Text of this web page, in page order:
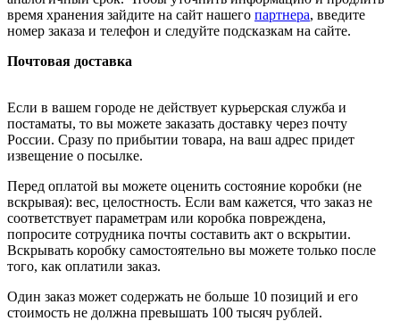
время хранения зайдите на сайт нашего партнера, введите
номер заказа и телефон и следуйте подсказкам на сайте.
Почтовая доставка
Если в вашем городе не действует курьерская служба и
постаматы, то вы можете заказать доставку через почту
России. Сразу по прибытии товара, на ваш адрес придет
извещение о посылке.
Перед оплатой вы можете оценить состояние коробки (не
вскрывая): вес, целостность. Если вам кажется, что заказ не
соответствует параметрам или коробка повреждена,
попросите сотрудника почты составить акт о вскрытии.
Вскрывать коробку самостоятельно вы можете только после
того, как оплатили заказ.
Один заказ может содержать не больше 10 позиций и его
стоимость не должна превышать 100 тысяч рублей.